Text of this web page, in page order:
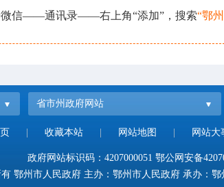
信——通讯录——右上角“添加”，搜索“鄂
省市州政府网站
收藏本站 网站地图 网站大
政府网站标识码：4207000051 鄂公网安备
鄂州市人民政府 主办：鄂州市人民政府 承办：鄂